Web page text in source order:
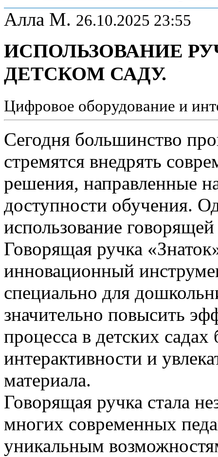
Алла М. 26.10.2025 23:55
ИСПОЛЬЗОВАНИЕ
ДЕТСКОМ САДУ.
Цифровое оборудование и
Сегодня большинство
стремятся внедрять
решения, направленные
доступности обучения.
использование
Говорящая ручка
инновационный
специально для
значительно повысить
процесса в детских садах
интерактивности и
материала.
Говорящая ручка стала
многих современных
уникальным